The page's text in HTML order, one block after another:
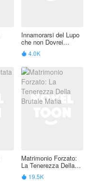
Innamorarsi del Lupo
che non Dovrei
Amare
 4.0K
Matrimonio Forzato:
La Tenerezza Della
Brutale Mafia
 19.5K